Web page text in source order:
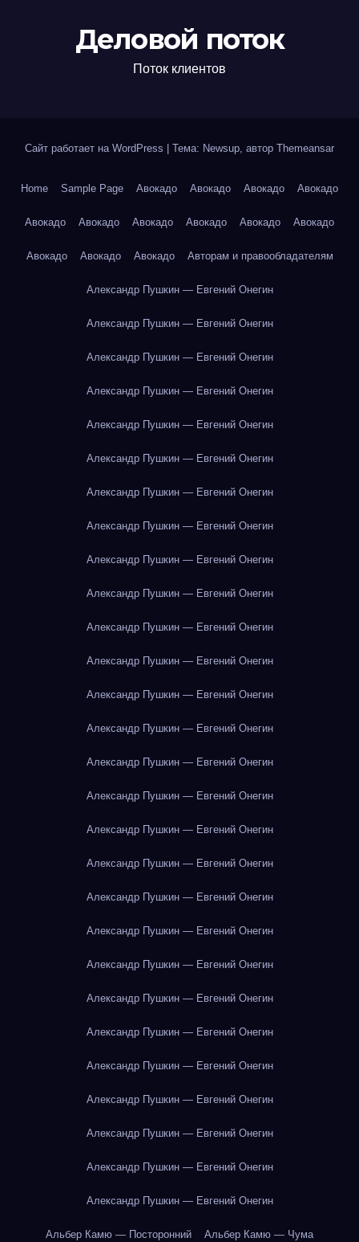
Деловой поток
Поток клиентов
Сайт работает на WordPress Тема: Newsup, автор Themeansar
Home Sample Page Авокадо Авокадо Авокадо Авокадо
Авокадо Авокадо Авокадо Авокадо Авокадо Авокадо
Авокадо Авокадо Авокадо Авторам и правообладателям
Александр Пушкин — Евгений Онегин
Александр Пушкин — Евгений Онегин
Александр Пушкин — Евгений Онегин
Александр Пушкин — Евгений Онегин
Александр Пушкин — Евгений Онегин
Александр Пушкин — Евгений Онегин
Александр Пушкин — Евгений Онегин
Александр Пушкин — Евгений Онегин
Александр Пушкин — Евгений Онегин
Александр Пушкин — Евгений Онегин
Александр Пушкин — Евгений Онегин
Александр Пушкин — Евгений Онегин
Александр Пушкин — Евгений Онегин
Александр Пушкин — Евгений Онегин
Александр Пушкин — Евгений Онегин
Александр Пушкин — Евгений Онегин
Александр Пушкин — Евгений Онегин
Александр Пушкин — Евгений Онегин
Александр Пушкин — Евгений Онегин
Александр Пушкин — Евгений Онегин
Александр Пушкин — Евгений Онегин
Александр Пушкин — Евгений Онегин
Александр Пушкин — Евгений Онегин
Александр Пушкин — Евгений Онегин
Александр Пушкин — Евгений Онегин
Александр Пушкин — Евгений Онегин
Александр Пушкин — Евгений Онегин
Александр Пушкин — Евгений Онегин
Альбер Камю — Посторонний Альбер Камю — Чума